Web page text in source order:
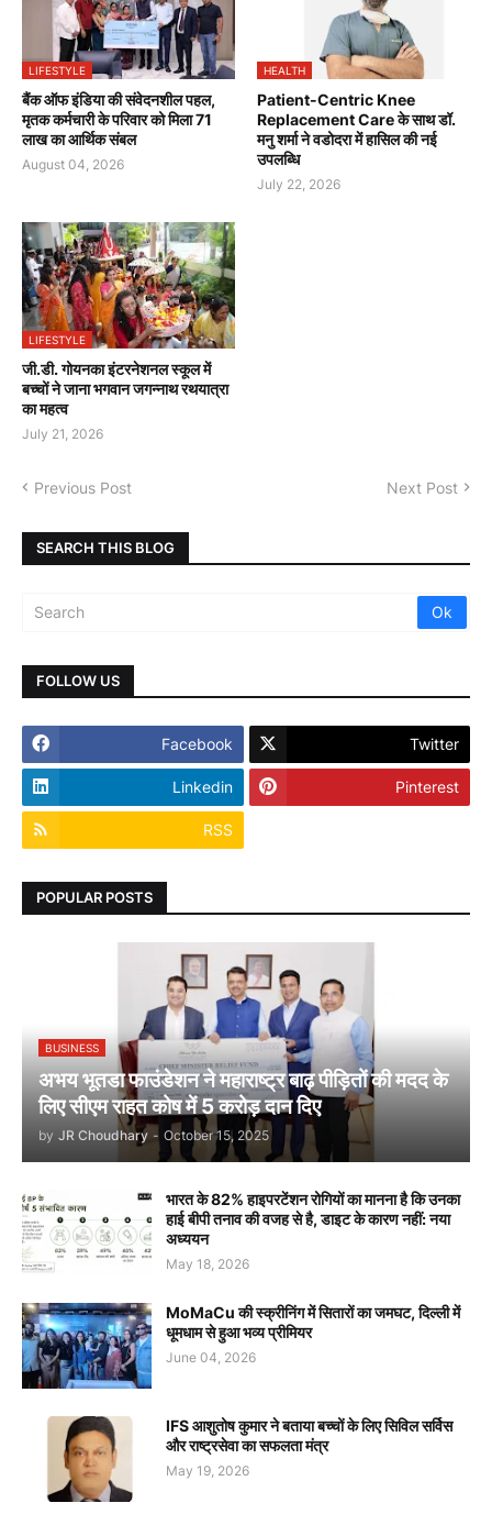
LIFESTYLE
बैंक ऑफ इंडिया की संवेदनशील पहल,
मृतक कर्मचारी के परिवार को मिला 71
लाख का आर्थिक संबल
August 04, 2026
HEALTH
Patient-Centric Knee
Replacement Care के साथ डॉ.
मनु शर्मा ने वडोदरा में हासिल की नई
उपलब्धि
July 22, 2026
LIFESTYLE
जी.डी. गोयनका इंटरनेशनल स्कूल में
बच्चों ने जाना भगवान जगन्नाथ रथयात्रा
का महत्व
July 21, 2026
Previous Post Next Post
SEARCH THIS BLOG
FOLLOW US
Facebook Twitter
Linkedin Pinterest
RSS
POPULAR POSTS
BUSINESS
अभय भूतडा फाउंडेशन ने महाराष्ट्र बाढ़ पीड़ितों की मदद के
लिए सीएम राहत कोष में 5 करोड़ दान दिए
by JR Choudhary - October 15, 2025
भारत के 82% हाइपरटेंशन रोगियों का मानना है कि उनका
हाई बीपी तनाव की वजह से है, डाइट के कारण नहीं: नया
अध्ययन
May 18, 2026
MoMaCu की स्क्रीनिंग में सितारों का जमघट, दिल्ली में
धूमधाम से हुआ भव्य प्रीमियर
June 04, 2026
IFS आशुतोष कुमार ने बताया बच्चों के लिए सिविल सर्विस
और राष्ट्रसेवा का सफलता मंत्र
May 19, 2026